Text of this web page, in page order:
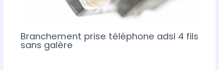
Branchement prise téléphone adsl 4 fils
sans galère